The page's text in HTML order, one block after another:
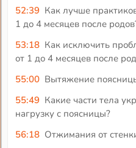
52:39 Как лучше
1 до 4 месяцев после
53:18 Как исключить
от 1 до 4 месяцев после
55:00 Вытяжение
55:49 Какие части тела
нагрузку с поясницы?
56:18 Отжимания от